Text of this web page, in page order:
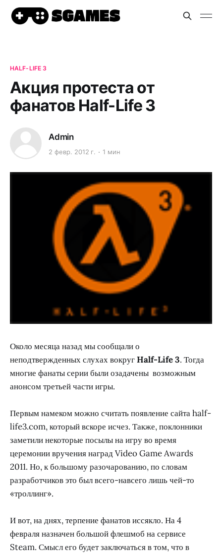
HALF-LIFE 3
Акция протеста от
фанатов Half-Life 3
Admin
2 февр. 2012 г. 1 мин
Около месяца назад мы сообщали о
неподтвержденных слухах вокругHalf-Life 3. Тогда
многие фанаты серии были озадачены возможным
анонсом третьей части игры.
Первым намеком можно считать появление сайта half-
life3.com, который вскоре исчез. Также, поклонники
заметили некоторые посылы на игру во время
церемонии вручения наград Video Game Awards
2011. Но, к большому разочарованию, по словам
разработчиков это был всего-навсего лишь чей-то
«троллинг».
И вот, на днях, терпение фанатов иссякло. На 4
февраля назначен большой флешмоб на сервисе
Steam. Смысл его будет заключаться в том, что в